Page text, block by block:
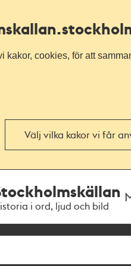
kakor, cookies, för att
Välj vilka kakor vi får
i ord, ljud och bild